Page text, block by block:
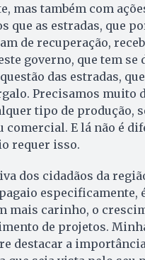
mas também com
que as estradas, que
de recuperação,
governo, que tem se
das estradas,
Precisamos muito
tipo de produção,
comercial. E lá não é
requer isso.
dos cidadãos da
especificamente,
mais carinho, o
de projetos.
destacar a